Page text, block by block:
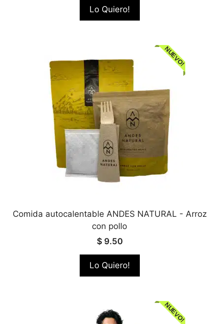
Lo Quiero!
NUEVO!
Comida autocalentable ANDES NATURAL - Arroz
con pollo
$9.50
Lo Quiero!
NUEVO!